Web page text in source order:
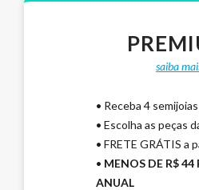
saiba
• Receba 4
• Escolha as peças
• FRETE GRÁTIS a
• MENOS DE R$
ANUAL